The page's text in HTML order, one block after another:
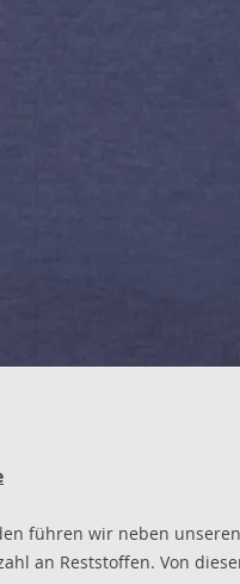
führen wir neben
an Reststoffen. Von